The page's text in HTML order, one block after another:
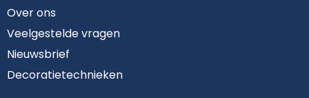
Over ons
Veelgestelde vragen
Nieuwsbrief
Decoratietechnieken